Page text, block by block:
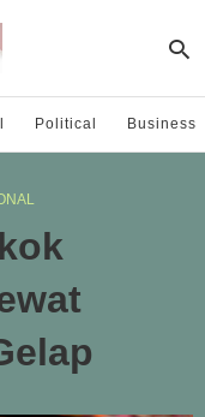
Political Business